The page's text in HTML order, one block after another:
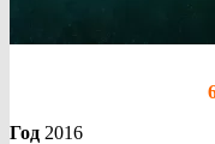
Год 2016